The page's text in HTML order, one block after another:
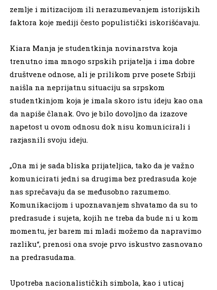
zemlje i mitizacijom ili nerazumevanjem istorijskih
faktora koje mediji često populistički iskorišćavaju.
Kiara Manja je studentkinja novinarstva koja
trenutno ima mnogo srpskih prijatelja i ima dobre
društvene odnose, ali je prilikom prve posete Srbiji
naišla na neprijatnu situaciju sa srpskom
studentkinjom koja je imala skoro istu ideju kao ona
da napiše članak. Ovo je bilo dovoljno da izazove
napetost u ovom odnosu dok nisu komunicirali i
razjasnili svoju ideju.
„Ona mi je sada bliska prijateljica, tako da je važno
komunicirati jedni sa drugima bez predrasuda koje
nas sprečavaju da se međusobno razumemo.
Komunikacijom i upoznavanjem shvatamo da su to
predrasude i sujeta, kojih ne treba da bude ni u kom
momentu, jer barem mi mladi možemo da napravimo
razliku“, prenosi ona svoje prvo iskustvo zasnovano
na predrasudama.
Upotreba nacionalističkih simbola, kao i uticaj